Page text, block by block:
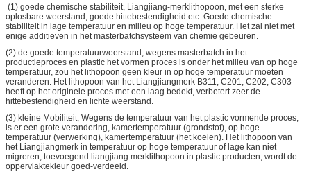
(1) goede chemische stabiliteit, Liangjiang-merklithopoon, met een sterke
oplosbare weerstand, goede hittebestendigheid etc. Goede chemische
stabiliteit in lage temperatuur en milieu op hoge temperatuur. Het zal niet met
enige additieven in het masterbatchsysteem van chemie gebeuren.
(2) de goede temperatuurweerstand, wegens masterbatch in het
productieproces en plastic het vormen proces is onder het milieu van op hoge
temperatuur, zou het lithopoon geen kleur in op hoge temperatuur moeten
veranderen. Het lithopoon van het Liangjiangmerk B311, C201, C202, C303
heeft op het originele proces met een laag bedekt, verbetert zeer de
hittebestendigheid en lichte weerstand.
(3) kleine Mobiliteit, Wegens de temperatuur van het plastic vormende proces,
is er een grote verandering, kamertemperatuur (grondstof), op hoge
temperatuur (verwerking), kamertemperatuur (het koelen). Het lithopoon van
het Liangjiangmerk in temperatuur op hoge temperatuur of lage kan niet
migreren, toevoegend liangjiang merklithopoon in plastic producten, wordt de
oppervlaktekleur goed-verdeeld.